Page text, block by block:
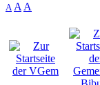
A A A